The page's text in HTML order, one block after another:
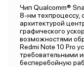
Чип Qualcomm®
8-нм техпроцессу,
архитектурой
графического
возможностями
Redmi Note 10 Pro
требовательными
бесперебойную